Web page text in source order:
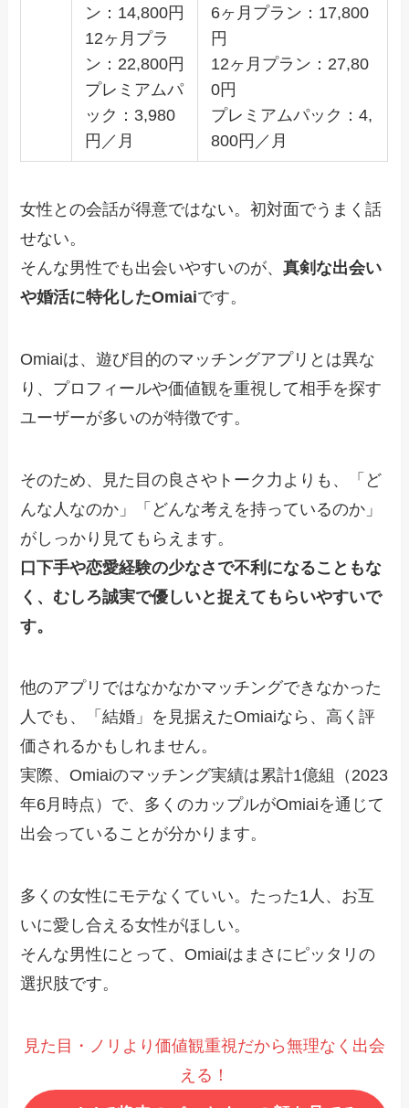
ン：14,800円
12ヶ月プラ
ン：22,800円
プレミアムパ
ック：3,980
円／月
6ヶ月プラン：17,800
円
12ヶ月プラン：27,80
0円
プレミアムパック：4,
800円／月
女性との会話が得意ではない。初対面でうまく話
せない。
そんな男性でも出会いやすいのが、真剣な出会い
や婚活に特化したOmiaiです。
Omiaiは、遊び目的のマッチングアプリとは異な
り、プロフィールや価値観を重視して相手を探す
ユーザーが多いのが特徴です。
そのため、見た目の良さやトーク力よりも、「ど
んな人なのか」「どんな考えを持っているのか」
がしっかり見てもらえます。
口下手や恋愛経験の少なさで不利になることもな
く、むしろ誠実で優しいと捉えてもらいやすいで
す。
他のアプリではなかなかマッチングできなかった
人でも、「結婚」を見据えたOmiaiなら、高く評
価されるかもしれません。
実際、Omiaiのマッチング実績は累計1億組（2023
年6月時点）で、多くのカップルがOmiaiを通じて
出会っていることが分かります。
多くの女性にモテなくていい。たった1人、お互
いに愛し合える女性がほしい。
そんな男性にとって、Omiaiはまさにピッタリの
選択肢です。
見た目・ノリより価値観重視だから無理なく出会
える！